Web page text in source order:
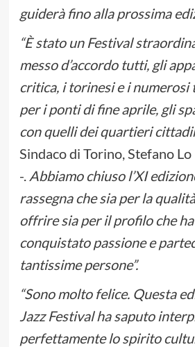
guiderà fino alla prossima
“È stato un Festival
messo d’accordo tutti, gli
critica, i torinesi e i
per i ponti di fine aprile, gli
con quelli dei quartieri
Sindaco di Torino, Stefano Lo
-. Abbiamo chiuso l’XI
rassegna che sia per la
offrire sia per il profilo che
conquistato passione e
tantissime persone”.
“Sono molto felice. Questa
Jazz Festival ha saputo
perfettamente lo spirito